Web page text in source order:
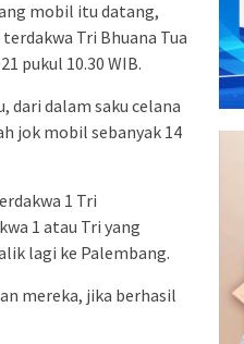
mobil itu datang,
Tri Bhuana Tua
pukul 10.30 WIB.
dari dalam saku celana
jok mobil sebanyak 14
1 Tri
1 atau Tri yang
lagi ke Palembang.
mereka, jika berhasil